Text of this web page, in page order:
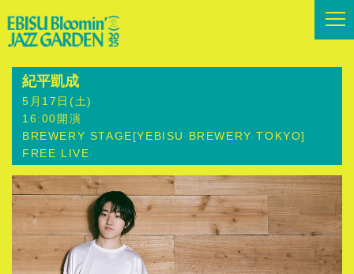
紀平凱成
5月17日(土)
16:00開演
BREWERY STAGE[YEBISU BREWERY TOKYO]
FREE LIVE